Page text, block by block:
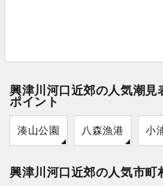
興津川河口近郊の人気潮見
ポイント
湊山公園 八森漁港 小
興津川河口近郊の人気市町